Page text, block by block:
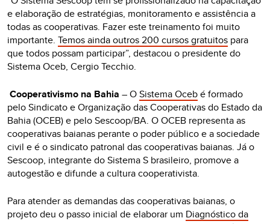
e elaboração de estratégias, monitoramento e assistência a
todas as cooperativas. Fazer este treinamento foi muito
importante. Temos ainda outros 200 cursos gratuitos para
que todos possam participar”, destacou o presidente do
Sistema Oceb, Cergio Tecchio.
Cooperativismo na Bahia – OSistema Ocebé formado
pelo Sindicato e Organização das Cooperativas do Estado da
Bahia (OCEB) e pelo Sescoop/BA. O OCEB representa as
cooperativas baianas perante o poder público e a sociedade
civil e é o sindicato patronal das cooperativas baianas. Já o
Sescoop, integrante do Sistema S brasileiro, promove a
autogestão e difunde a cultura cooperativista.
Para atender as demandas das cooperativas baianas, o
projeto deu o passo inicial de elaborar um Diagnóstico da